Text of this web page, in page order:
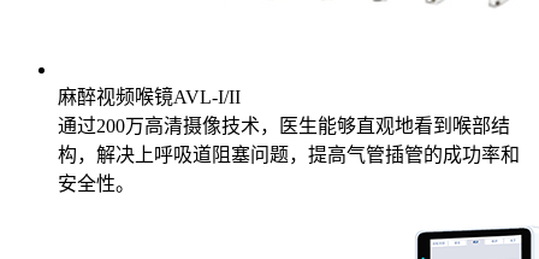
麻醉视频喉镜AVL-I/II
通过200万高清摄像技术，医生能够直观地看到喉部结
构，解决上呼吸道阻塞问题，提高气管插管的成功率和
安全性。